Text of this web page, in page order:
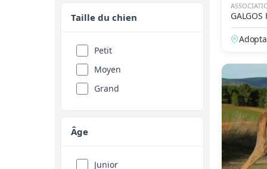
Anglo-Français de
Petite Vènerie
Ariégeois
Barzoï
Taille du chien
Petit
Moyen
Grand
Âge
Junior
GALGOS